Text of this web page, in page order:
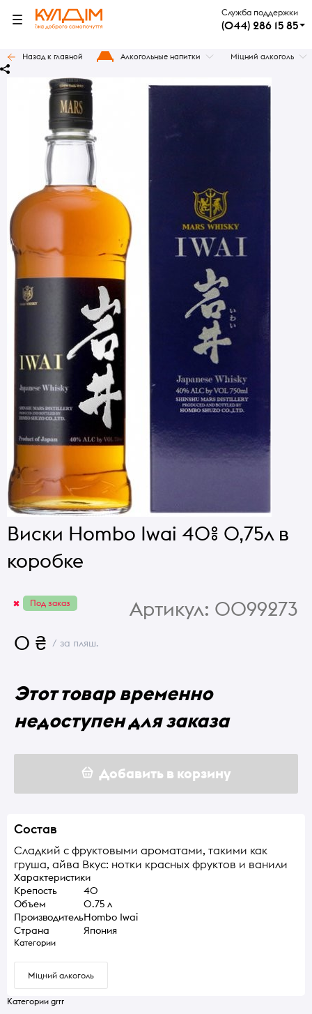
Служба поддержки
(044) 286 15 85
Назад к главной Алкогольные напитки Міцний алкоголь
Виски Hombo Iwai 40% 0,75л в
коробке
Под заказ Артикул: 0099273
0 ₴ / за пляш.
Этот товар временно
недоступен для заказа
Добавить в корзину
Состав
Сладкий с фруктовыми ароматами, такими как
груша, айва Вкус: нотки красных фруктов и ванили
Характеристики
Крепость
40
Объем
0.75 л
ПроизводительHombo Iwai
Страна
Япония
Категории
Міцний алкоголь
Категории grrr